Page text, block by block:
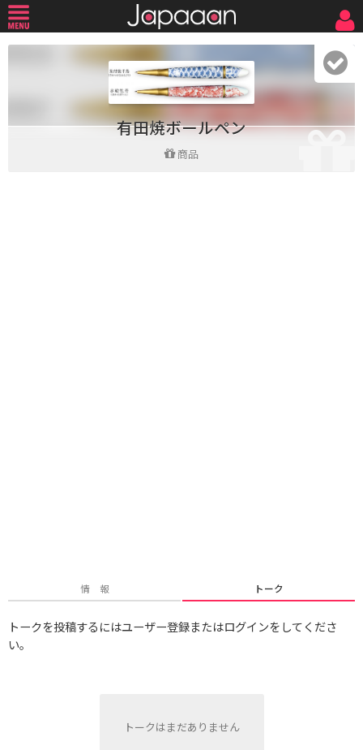
有田焼ボールペン
商品
情 報 トーク
トークを投稿するにはユーザー登録またはログインをしてくださ
い。
トークはまだありません